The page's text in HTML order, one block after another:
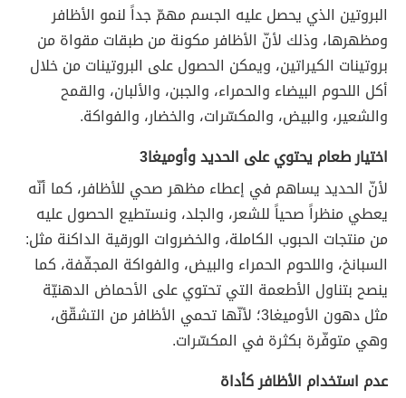
البروتين الذي يحصل عليه الجسم مهمّ جداً لنمو الأظافر
ومظهرها، وذلك لأنّ الأظافر مكونة من طبقات مقواة من
بروتينات الكيراتين، ويمكن الحصول على البروتينات من خلال
أكل اللحوم البيضاء والحمراء، والجبن، والألبان، والقمح
والشعير، والبيض، والمكسّرات، والخضار، والفواكة.
اختيار طعام يحتوي على الحديد وأوميغا3
لأنّ الحديد يساهم في إعطاء مظهر صحي للأظافر، كما أنّه
يعطي منظراً صحياً للشعر، والجلد، ونستطيع الحصول عليه
من منتجات الحبوب الكاملة، والخضروات الورقية الداكنة مثل:
السبانخ، واللحوم الحمراء والبيض، والفواكة المجفّفة، كما
ينصح بتناول الأطعمة التي تحتوي على الأحماض الدهنيّة
مثل دهون الأوميغا3؛ لأنّها تحمي الأظافر من التشقّق،
وهي متوفّرة بكثرة في المكسّرات.
عدم استخدام الأظافر كأداة